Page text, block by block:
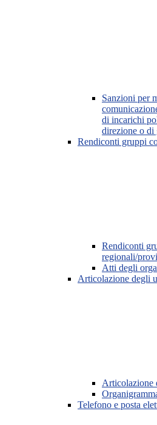
Sanzioni per
di incarichi
direzione o di
Rendiconti gruppi
Rendiconti
regionali/
Atti degli
Articolazione degli
Articolazione
Telefono e posta